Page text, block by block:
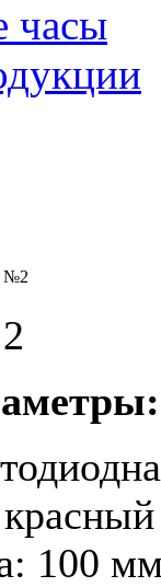
часы
№2
:
100